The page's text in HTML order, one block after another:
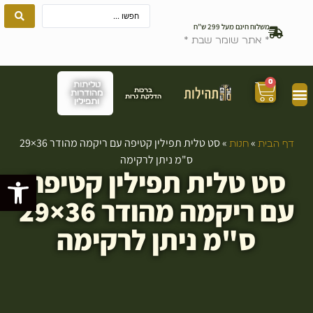
פתח
משלוח חינם מעל 299 ש”ח
* אתר שומר שבת *
ברכות
הדלקת נרות
טליתות
מהודרות
ותפילין
0
דף הבית »חנות »
סט טלית תפילין קטיפה עם ריקמה מהודר 36×29
ס"מ ניתן לרקימה
סט טלית תפילין קטיפה
עם ריקמה מהודר 36×29
ס"מ ניתן לרקימה